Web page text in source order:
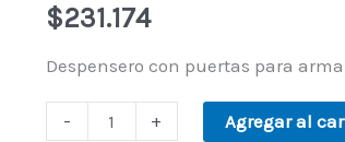
$231.174
Despensero con puertas para
-
frente
champagne.
De
Ricchezze.
+ Agregar al